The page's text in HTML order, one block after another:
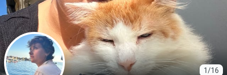
1/16
S